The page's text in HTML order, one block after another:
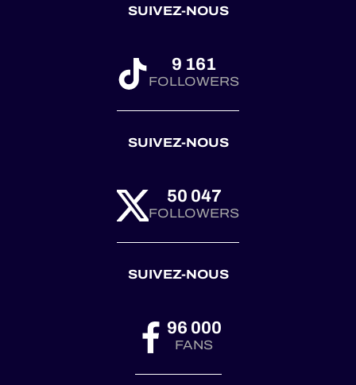
SUIVEZ-NOUS
9 161
FOLLOWERS
SUIVEZ-NOUS
50 047
FOLLOWERS
SUIVEZ-NOUS
96 000
FANS